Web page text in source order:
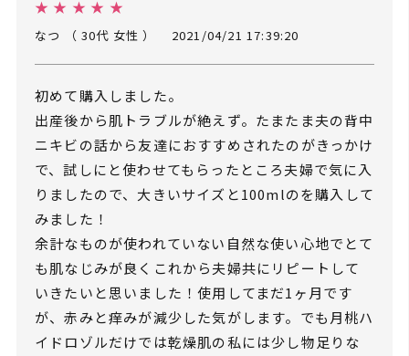
★ ★ ★ ★ ★
なつ （ 30代 女性 ） 2021/04/21 17:39:20
初めて購入しました。
出産後から肌トラブルが絶えず。たまたま夫の背中
ニキビの話から友達におすすめされたのがきっかけ
で、試しにと使わせてもらったところ夫婦で気に入
りましたので、大きいサイズと100mlのを購入して
みました！
余計なものが使われていない自然な使い心地でとて
も肌なじみが良くこれから夫婦共にリピートして
いきたいと思いました！使用してまだ1ヶ月です
が、赤みと痒みが減少した気がします。でも月桃ハ
イドロゾルだけでは乾燥肌の私には少し物足りな